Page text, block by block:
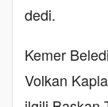
dedi.
Kemer
Volkan